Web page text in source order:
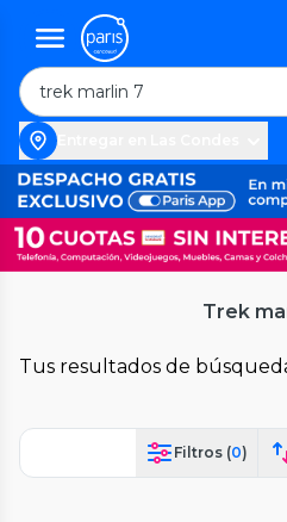
Trek
Tus resultados de
Filtros (0)